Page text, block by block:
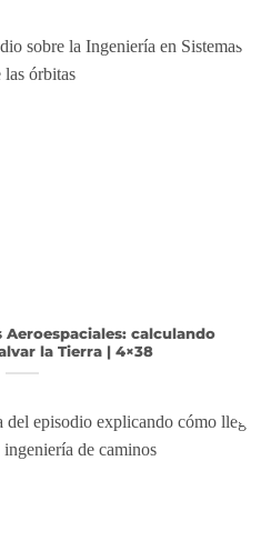
Aeroespaciales: calculando
la Tierra | 4×38